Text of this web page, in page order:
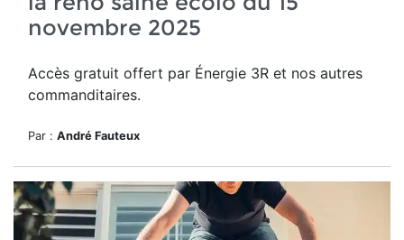
novembre 2025
Accès gratuit offert par Énergie 3R et nos autres
commanditaires.
Par : André Fauteux